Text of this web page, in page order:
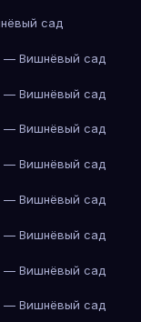
сад
— Вишнёвый сад
— Вишнёвый сад
— Вишнёвый сад
— Вишнёвый сад
— Вишнёвый сад
— Вишнёвый сад
— Вишнёвый сад
— Вишнёвый сад